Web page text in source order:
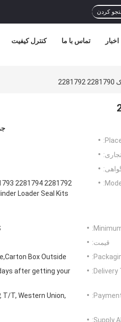
کردن
کنترل کیفیت تماس با ما اخبار
2281794
Loader Seal Kits
قیمت:
Box Outside
Delivery
after getting your
T/T, Western Union,
Supply